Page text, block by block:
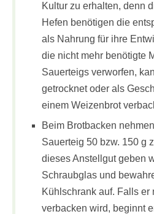
Kultur zu erhalten, denn
Hefen benötigen die
als Nahrung für ihre
die nicht mehr benötigte
Sauerteigs verworfen,
getrocknet oder als
einem Weizenbrot
Beim Brotbacken
Sauerteig 50 bzw. 150 g
dieses Anstellgut geben
Schraubglas und
Kühlschrank auf. Falls er
verbacken wird, beginnt